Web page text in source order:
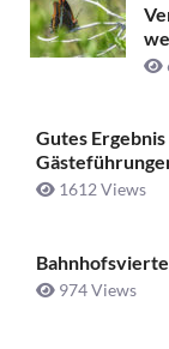
Gutes
1612 Views
974 Views